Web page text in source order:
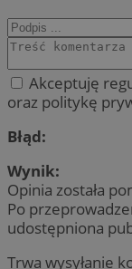
Akceptuję
oraz politykę
Błąd:
Wynik:
Opinia została
Po
udostępniona
Trwa wysyłanie